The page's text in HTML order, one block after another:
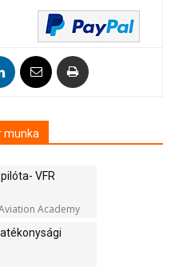
munka
VFR
Academy